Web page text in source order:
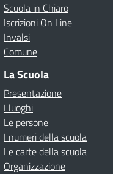
Scuola in Chiaro
Iscrizioni On Line
Invalsi
Comune
La Scuola
Presentazione
I luoghi
Le persone
I numeri della scuola
Le carte della scuola
Organizzazione